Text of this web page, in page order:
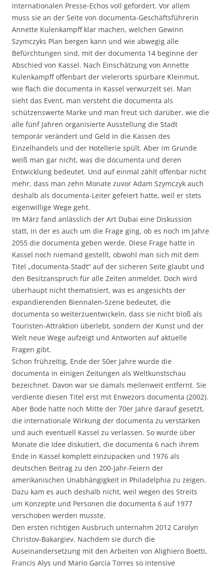
internationalen Presse-Echos voll gefordert. Vor allem
muss sie an der Seite von documenta-Geschäftsführerin
Annette Kulenkampff klar machen, welchen Gewinn
Szymczyks Plan bergen kann und wie abwegig alle
Befürchtungen sind, mit der documenta 14 beginne der
Abschied von Kassel. Nach Einschätzung von Annette
Kulenkampff offenbart der vielerorts spürbare Kleinmut,
wie flach die documenta in Kassel verwurzelt sei. Man
sieht das Event, man versteht die documenta als
schützenswerte Marke und man freut sich darüber, wie die
alle fünf Jahren organisierte Ausstellung die Stadt
temporär verändert und Geld in die Kassen des
Einzelhandels und der Hotellerie spült. Aber im Grunde
weiß man gar nicht, was die documenta und deren
Entwicklung bedeutet. Und auf einmal zählt offenbar nicht
mehr, dass man zehn Monate zuvor Adam Szymczyk auch
deshalb als documenta-Leiter gefeiert hatte, weil er stets
eigenwillige Wege geht.
Im März fand anlässlich der Art Dubai eine Diskussion
statt, in der es auch um die Frage ging, ob es noch im Jahre
2055 die documenta geben werde. Diese Frage hatte in
Kassel noch niemand gestellt, obwohl man sich mit dem
Titel „documenta-Stadt“ auf der sicheren Seite glaubt und
den Besitzanspruch für alle Zeiten anmeldet. Doch wird
überhaupt nicht thematisiert, was es angesichts der
expandierenden Biennalen-Szene bedeutet, die
documenta so weiterzuentwickeln, dass sie nicht bloß als
Touristen-Attraktion überlebt, sondern der Kunst und der
Welt neue Wege aufzeigt und Antworten auf aktuelle
Fragen gibt.
Schon frühzeitig, Ende der 50er Jahre wurde die
documenta in einigen Zeitungen als Weltkunstschau
bezeichnet. Davon war sie damals meilenweit entfernt. Sie
verdiente diesen Titel erst mit Enwezors documenta (2002).
Aber Bode hatte noch Mitte der 70er Jahre darauf gesetzt,
die internationale Wirkung der documenta zu verstärken
und auch eventuell Kassel zu verlassen. So wurde über
Monate die Idee diskutiert, die documenta 6 nach ihrem
Ende in Kassel komplett einzupacken und 1976 als
deutschen Beitrag zu den 200-Jahr-Feiern der
amerikanischen Unabhängigkeit in Philadelphia zu zeigen.
Dazu kam es auch deshalb nicht, weil wegen des Streits
um Konzepte und Personen die documenta 6 auf 1977
verschoben werden musste.
Den ersten richtigen Ausbruch unternahm 2012 Carolyn
Christov-Bakargiev. Nachdem sie durch die
Auseinandersetzung mit den Arbeiten von Alighiero Boetti,
Francis Alys und Mario Garcia Torres so intensive